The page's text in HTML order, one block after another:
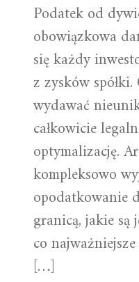
Podatek od
obowiązkowa
się każdy
z zysków
wydawać
całkowicie
optymalizację.
kompleksowo
opodatkowanie
granicą, jakie
co
[…]